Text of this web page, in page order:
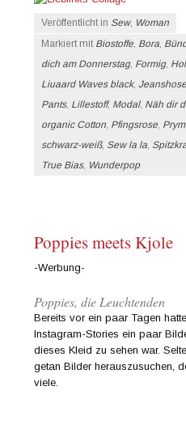
Veröffentlicht in Sew, Woman
Markiert mit Biostoffe, Bora,
dich am Donnerstag, Formig,
Liuaard Waves black,Jeanshose
Pants, Lillestoff, Modal, Näh dir
organic Cotton, Pfingsrose, Prym,
schwarz-weiß, Sew la la,
True Bias, Wunderpop
Poppies meets Kjole
-Werbung-
Poppies, die Leuchtenden
Bereits vor ein paar Tagen
Instagram-Stories ein paar
dieses Kleid zu sehen war.
getan Bilder herauszusuchen,
viele.